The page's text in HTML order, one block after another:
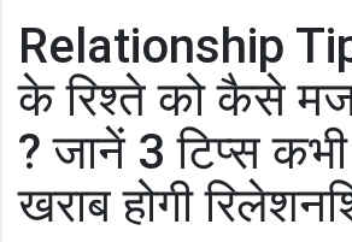
Relationship
के रिश्ते को कैसे
? जानें 3 टिप्स
खराब होगी